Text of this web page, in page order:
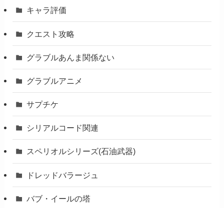
キャラ評価
クエスト攻略
グラブルあんま関係ない
グラブルアニメ
サプチケ
シリアルコード関連
スペリオルシリーズ(石油武器)
ドレッドバラージュ
バブ・イールの塔